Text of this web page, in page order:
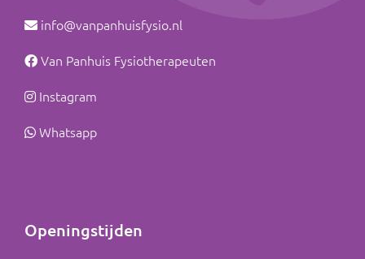
info@vanpanhuisfysio.nl
Van Panhuis Fysiotherapeuten
Instagram
Whatsapp
Openingstijden